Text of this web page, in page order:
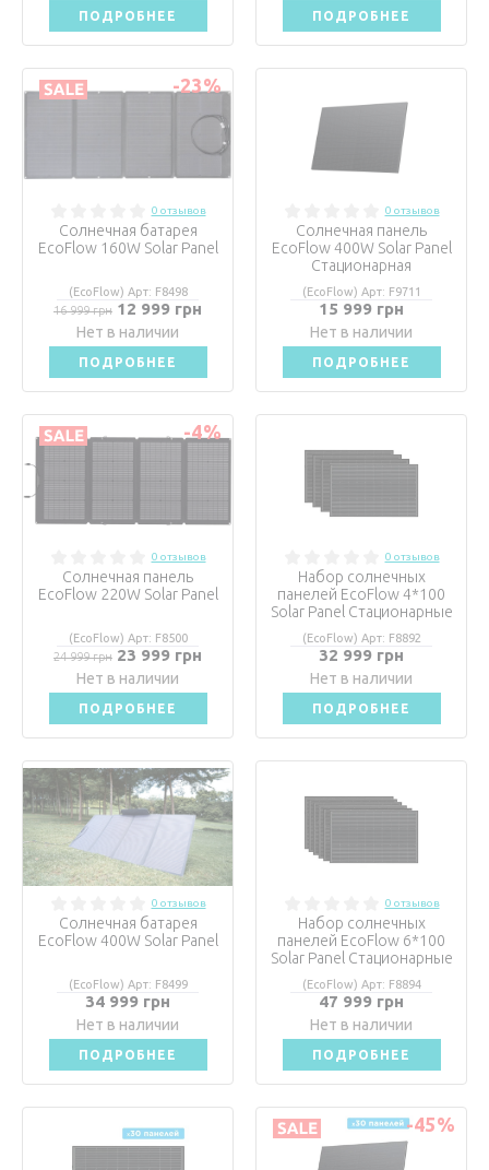
ПОДРОБНЕЕ ПОДРОБНЕЕ
-23%
0 отзывов
Солнечная батарея
EcoFlow 160W Solar Panel
(EcoFlow) Арт: F8498
16 999 грн 12 999 грн
Нет в наличии
ПОДРОБНЕЕ
0 отзывов
Солнечная панель
EcoFlow 400W Solar Panel
Стационарная
(EcoFlow) Арт: F9711
15 999 грн
Нет в наличии
ПОДРОБНЕЕ
-4%
0 отзывов
Солнечная панель
EcoFlow 220W Solar Panel
(EcoFlow) Арт: F8500
24 999 грн 23 999 грн
Нет в наличии
ПОДРОБНЕЕ
0 отзывов
Набор солнечных
панелей EcoFlow 4*100
Solar Panel Стационарные
(EcoFlow) Арт: F8892
32 999 грн
Нет в наличии
ПОДРОБНЕЕ
0 отзывов
Солнечная батарея
EcoFlow 400W Solar Panel
(EcoFlow) Арт: F8499
34 999 грн
Нет в наличии
ПОДРОБНЕЕ
0 отзывов
Набор солнечных
панелей EcoFlow 6*100
Solar Panel Стационарные
(EcoFlow) Арт: F8894
47 999 грн
Нет в наличии
ПОДРОБНЕЕ
-45%